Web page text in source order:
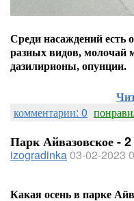
Среди насаждений есть
разных видов, молочай
дазилирионы, опунции.
комментарии: 0
Парк Айвазовское - 2
izogradinka03-02-2023
Какая осень в парке